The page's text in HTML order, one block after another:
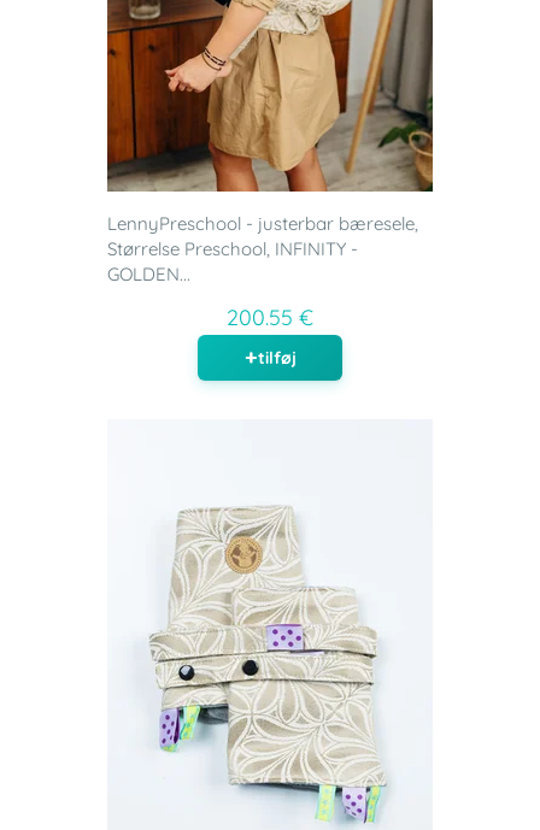
LennyPreschool - justerbar bæresele,
Størrelse Preschool, INFINITY -
GOLDEN...
200.55 €
tilføj